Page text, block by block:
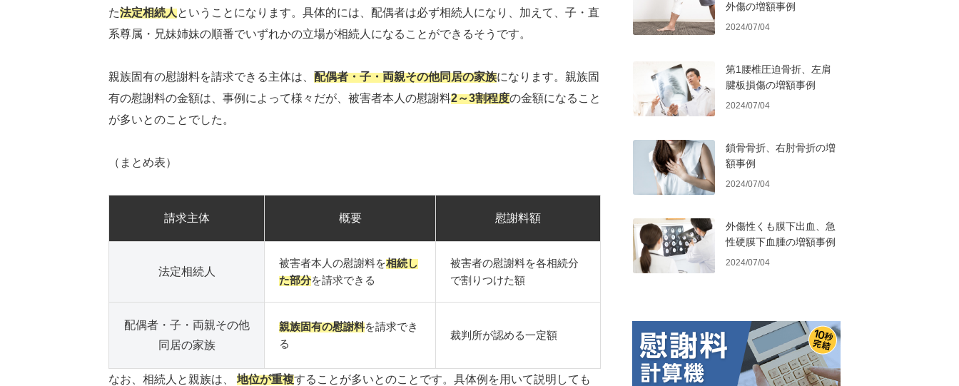
た法定相続人ということになります。具体的には、配偶者は必ず相続人になり、加えて、子・直
系尊属・兄妹姉妹の順番でいずれかの立場が相続人になることができるそうです。
親族固有の慰謝料を請求できる主体は、 配偶者・子・両親その他同居の家族になります。親族固
有の慰謝料の金額は、事例によって様々だが、被害者本人の慰謝料2～3割程度の金額になること
が多いとのことでした。
（まとめ表）
請求主体 概要 慰謝料額
法定相続人
被害者本人の慰謝料を相続し
た部分を請求できる
被害者の慰謝料を各相続分
で割りつけた額
配偶者・子・両親その他
同居の家族
親族固有の慰謝料を請求でき
る
裁判所が認める一定額
なお、相続人と親族は、 地位が重複することが多いとのことです。具体例を用いて説明しても
外傷の増額事例
2024/07/04
第1腰椎圧迫骨折、左肩
腱板損傷の増額事例
2024/07/04
鎖骨骨折、右肘骨折の増
額事例
2024/07/04
外傷性くも膜下出血、急
性硬膜下血腫の増額事例
2024/07/04